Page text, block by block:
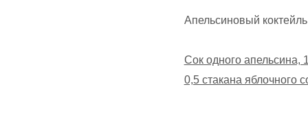
Апельсиновый коктейль
Сок одного апельсина,
0,5 стакана яблочного